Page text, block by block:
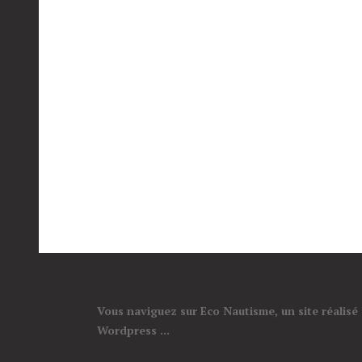
Vous naviguez sur Eco Nautisme, un site
Wordpress ...